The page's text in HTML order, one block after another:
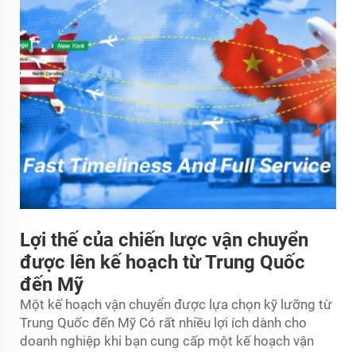
Lợi thế của chiến lược vận chuyển
được lên kế hoạch từ Trung Quốc
đến Mỹ
Một kế hoạch vận chuyển được lựa chọn kỹ lưỡng từ
Trung Quốc đến Mỹ Có rất nhiều lợi ích dành cho
doanh nghiệp khi bạn cung cấp một kế hoạch vận